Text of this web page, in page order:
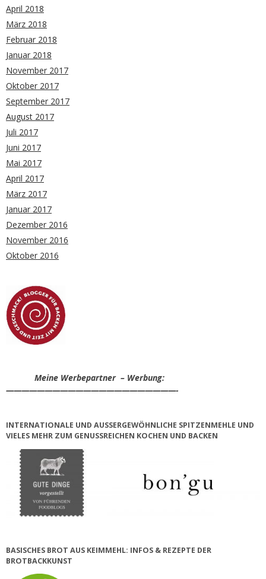
April 2018
März 2018
Februar 2018
Januar 2018
November 2017
Oktober 2017
September 2017
August 2017
Juli 2017
Juni 2017
Mai 2017
April 2017
März 2017
Januar 2017
Dezember 2016
November 2016
Oktober 2016
Meine Werbepartner – Werbung:
——————————————————————-
INTERNATIONALE UND AUSSERGEWÖHNLICHE SPITZENMEHLE UND V
IELES MEHR ZUM GENUSSREICHEN KOCHEN UND BACKEN
BASISCHES BROT AUS KEIMMEHL: INFOS & REZEPTE DER
BROTBACKKUNST